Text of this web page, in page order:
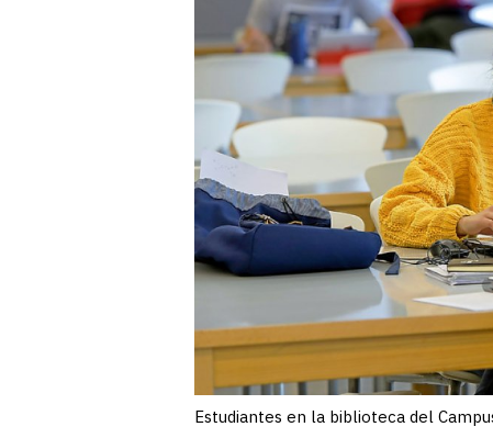
Estudiantes en la biblioteca del